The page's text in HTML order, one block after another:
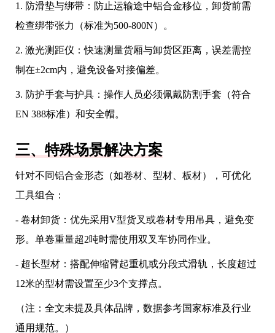
1. 防滑垫与绑带：防止运输途中铝合金移位，卸货前需
检查绑带张力（标准为500-800N）。
2. 激光测距仪：快速测量货厢与卸货区距离，误差需控
制在±2cm内，避免设备对接偏差。
3. 防护手套与护具：操作人员必须佩戴防割手套（符合
EN 388标准）和安全帽。
三、特殊场景解决方案
针对不同铝合金形态（如卷材、型材、板材），可优化
工具组合：
- 卷材卸货：优先采用V型货叉或卷材专用吊具，避免变
形。单卷重量超2吨时需使用双叉车协同作业。
- 超长型材：搭配伸缩臂起重机或分段式滑轨，长度超过
12米的型材需设置至少3个支撑点。
（注：全文未提及具体品牌，数据参考国家标准及行业
通用规范。）